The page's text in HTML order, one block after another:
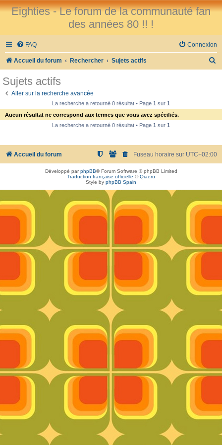
Eighties - Le forum de la communauté fan
des années 80 !! !
FAQ Connexion
Accueil du forum Rechercher Sujets actifs
e
Sujets actifs
Aller sur la recherche avancée
La recherche a retourné 0 résultat • Page 1 sur 1
Aucun résultat ne correspond aux termes que vous avez spécifiés.
La recherche a retourné 0 résultat • Page 1 sur 1
Accueil du forum Fuseau horaire sur UTC+02:00
Développé parphpBB® Forum Software © phpBB Limited
Traduction française officielle ©Qiaeru
Style by phpBB Spain